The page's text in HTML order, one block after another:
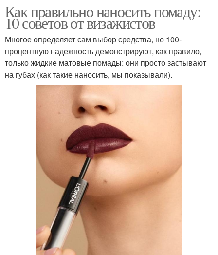
Как правильно наносить помаду:
10 советов от визажистов
Многое определяет сам выбор средства, но 100-
процентную надежность демонстрируют, как правило,
только жидкие матовые помады: они просто застывают
на губах (как такие наносить, мы показывали).